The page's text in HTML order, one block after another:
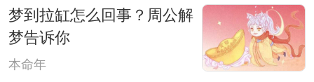
梦到拉缸怎么回事？周公解
梦告诉你
本命年